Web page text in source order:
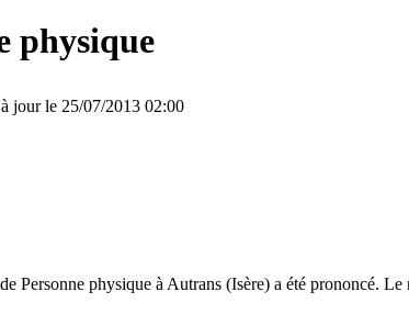
physique
jour le 25/07/2013 02:00
Personne physique à Autrans (Isère) a été prononcé.